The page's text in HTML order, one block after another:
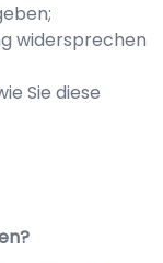
widersprechen
Sie diese